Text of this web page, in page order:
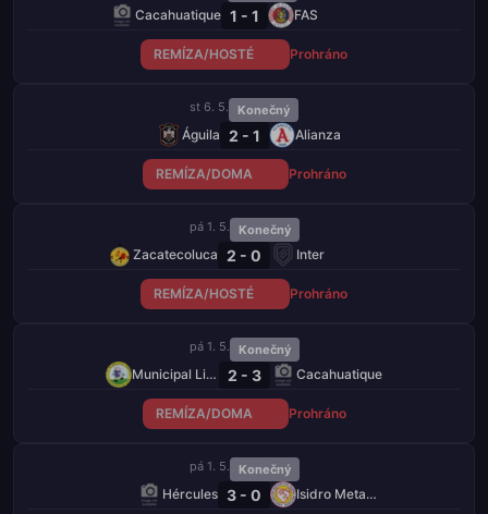
Cacahuatique 1 - 1 FAS
REMÍZA/HOSTÉ Prohráno
st 6. 5. Konečný
Águila 2 - 1 Alianza
REMÍZA/DOMA Prohráno
pá 1. 5. Konečný
Zacatecoluca 2 - 0 Inter
REMÍZA/HOSTÉ Prohráno
pá 1. 5. Konečný
Municipal Limeño 2 - 3 Cacahuatique
REMÍZA/DOMA Prohráno
pá 1. 5. Konečný
Hércules 3 - 0 Isidro Metapán